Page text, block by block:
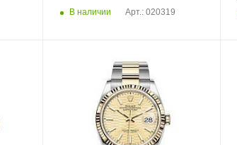
В наличии Арт.: 020319